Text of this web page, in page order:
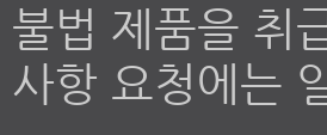
불법 제품을 취
사항 요청에는